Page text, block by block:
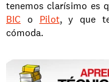
BIC o Pilot, y que
cómoda.